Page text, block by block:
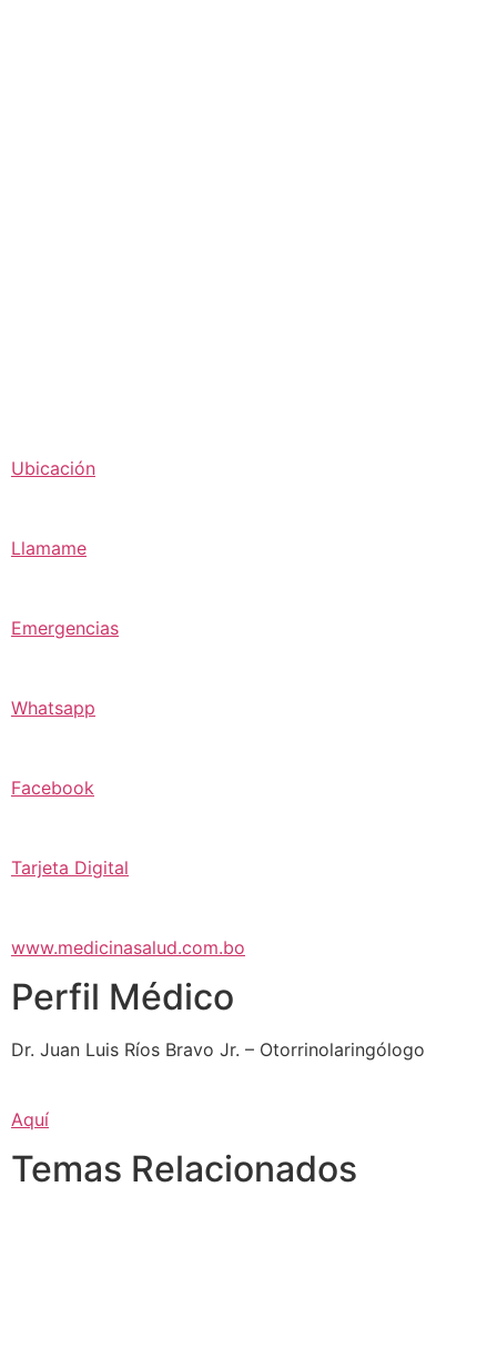
Ubicación
Llamame
Emergencias
Whatsapp
Facebook
Tarjeta Digital
www.medicinasalud.com.bo
Perfil Médico
Dr. Juan Luis Ríos Bravo Jr. – Otorrinolaringólogo
Aquí
Temas Relacionados